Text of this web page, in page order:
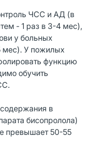
ЧСС и АД (в
- 1 раз в 3-4 мес),
у больных
мес). У пожилых
функцию
обучить
в
бисопролола)
превышает 50-55